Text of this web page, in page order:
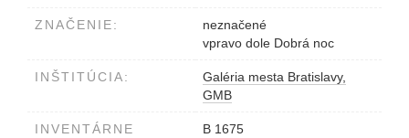
ZNAČENIE:
neznačené
vpravo dole Dobrá noc
INŠTITÚCIA:
Galéria mesta Bratislavy,
GMB
INVENTÁRNE
B 1675